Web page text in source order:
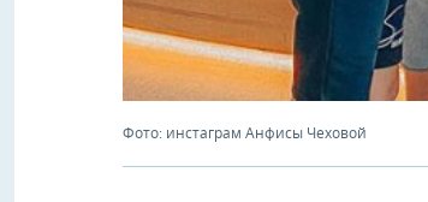
Фото: инстаграм Анфисы Чеховой